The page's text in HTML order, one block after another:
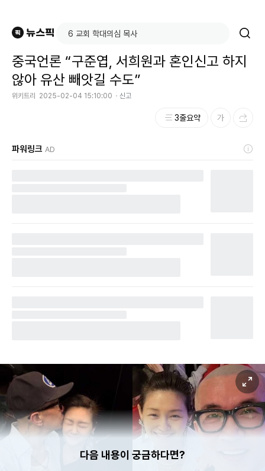
중국언론 “구준엽, 서희원과 혼인신고 하지
않아 유산 빼앗길 수도”
위키트리 2025-02-04 15:10:00 신고
3줄요약
파워링크 AD
다음 내용이 궁금하다면?